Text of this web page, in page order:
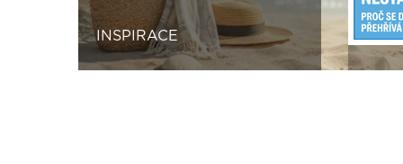
INSPIRACE